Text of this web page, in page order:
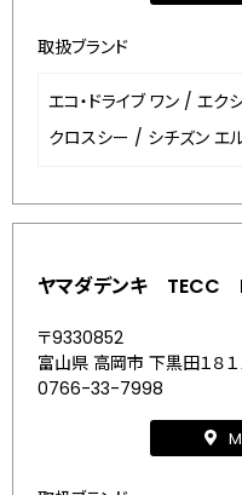
取扱ブランド
エコ・ドライブ ワン / エク
クロスシー / シチズン エ
ヤマダデンキ TECC
〒9330852
富山県 高岡市 下黒田１８１
0766-33-7998